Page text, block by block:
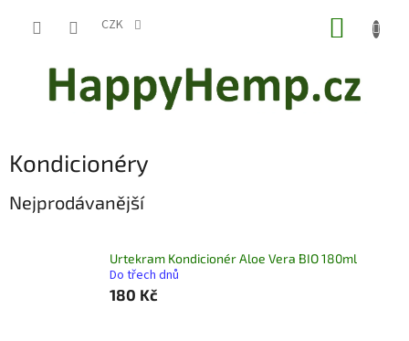
CZK
Kondicionéry
Nejprodávanější
Urtekram Kondicionér Aloe Vera BIO 180ml
Do třech dnů
180 Kč